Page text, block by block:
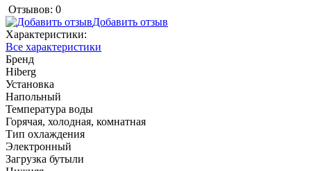
Отзывов: 0
Добавить отзыв
Характеристики:
Все характеристики
Бренд
Hiberg
Установка
Напольный
Температура воды
Горячая, холодная, комнатная
Тип охлаждения
Электронный
Загрузка бутыли